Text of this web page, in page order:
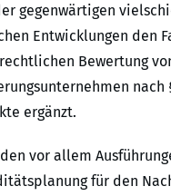
gegenwärtigen
Entwicklungen den
Bewertung
nach
ergänzt.
vor allem
für den